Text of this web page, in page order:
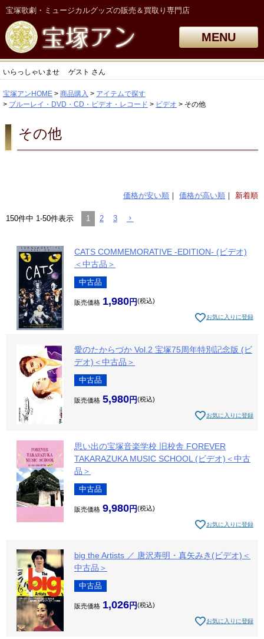
宝塚歌劇・ミュージカルグッズの販売＆買取り専門店
MENU
いらっしゃいませ ゲスト さん
宝塚アンHOME 商品購入
アイテムで探す
ブルーレイ・DVD・CD・ビデオ・レコード
ビデオ その他
その他
価格が安い順 価格が高い順 新着順
150件中 1-50件表示 1 2 3
CATS COMMEMORATIVE -EDITION- (ビデオ)
＜中古品＞
中古品
販売価格 1,980 税込
お気に入りに登録
愛のたからづか Vol.2 宝塚75周年特別記念版 (ビ
デオ)＜中古品＞
中古品
販売価格 5,980 税込
お気に入りに登録
思い出の宝塚音楽学校 旧校舎 FOREVER
TAKARAZUKA MUSIC SCHOOL (ビデオ)＜中古
品＞
中古品
販売価格 9,980 税込
お気に入りに登録
big the Artists ／ 唐沢寿明・真矢みき(ビデオ)＜
中古品＞
中古品
販売価格 1,026 税込
お気に入りに登録